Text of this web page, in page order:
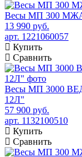
Весы МП 300 МЖА
13 990 руб.
арт. 1221060057
Купить
Сравнить
Весы МП 3000
12Л"
57 900 руб.
арт. 1132100510
Купить
Сравнить